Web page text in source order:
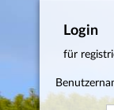
Login
für